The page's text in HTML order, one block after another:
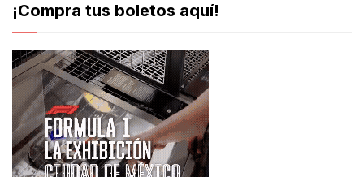
¡Compra tus boletos aquí!